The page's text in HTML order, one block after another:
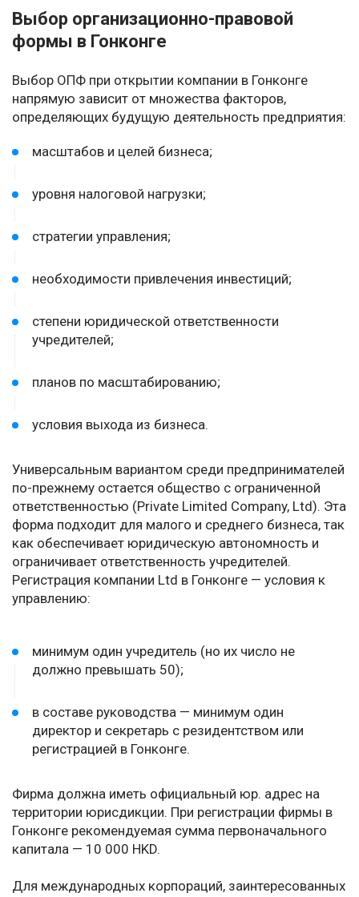
Выбор организационно-правовой
формы в Гонконге
Выбор ОПФ при открытии компании в Гонконге
напрямую зависит от множества факторов,
определяющих будущую деятельность предприятия:
масштабов и целей бизнеса;
уровня налоговой нагрузки;
стратегии управления;
необходимости привлечения инвестиций;
степени юридической ответственности
учредителей;
планов по масштабированию;
условия выхода из бизнеса.
Универсальным вариантом среди предпринимателей
по-прежнему остается общество с ограниченной
ответственностью (Private Limited Company, Ltd). Эта
форма подходит для малого и среднего бизнеса, так
как обеспечивает юридическую автономность и
ограничивает ответственность учредителей.
Регистрация компании Ltd в Гонконге — условия к
управлению:
минимум один учредитель (но их число не
должно превышать 50);
в составе руководства — минимум один
директор и секретарь с резидентством или
регистрацией в Гонконге.
Фирма должна иметь официальный юр. адрес на
территории юрисдикции. При регистрации фирмы в
Гонконге рекомендуемая сумма первоначального
капитала — 10 000 HKD.
Для международных корпораций, заинтересованных